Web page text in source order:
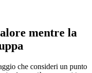
mentre la
che consideri un punto